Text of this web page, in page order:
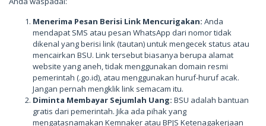
Menerima Pesan Berisi Link Mencurigakan: Anda
mendapat SMS atau pesan WhatsApp dari nomor tidak
dikenal yang berisi link (tautan) untuk mengecek status atau
mencairkan BSU. Link tersebut biasanya berupa alamat
website yang aneh, tidak menggunakan domain resmi
pemerintah (.go.id), atau menggunakan huruf-huruf acak.
Jangan pernah mengklik link semacam itu.
Diminta Membayar Sejumlah Uang: BSU adalah bantuan
gratis dari pemerintah. Jika ada pihak yang
mengatasnamakan Kemnaker atau BPJS Ketenagakerjaan